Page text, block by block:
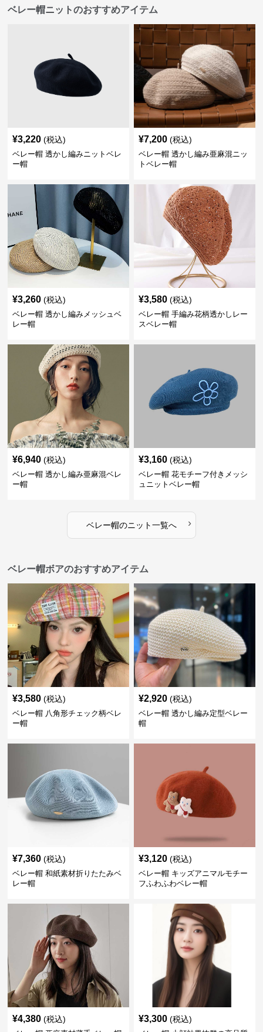
ベレー帽ニットのおすすめアイテム
¥3,220 (税込)
ベレー帽 透かし編みニットベレ
ー帽
¥7,200 (税込)
ベレー帽 透かし編み亜麻混ニッ
トベレー帽
¥3,260 (税込)
ベレー帽 透かし編みメッシュベ
レー帽
¥3,580 (税込)
ベレー帽 手編み花柄透かしレー
スベレー帽
¥6,940 (税込)
ベレー帽 透かし編み亜麻混ベレ
ー帽
¥3,160 (税込)
ベレー帽 花モチーフ付きメッシ
ュニットベレー帽
ベレー帽のニット一覧へ ›
ベレー帽ボアのおすすめアイテム
¥3,580 (税込)
ベレー帽 八角形チェック柄ベレ
ー帽
¥2,920 (税込)
ベレー帽 透かし編み定型ベレー
帽
¥7,360 (税込)
ベレー帽 和紙素材折りたたみベ
レー帽
¥3,120 (税込)
ベレー帽 キッズアニマルモチー
フふわふわベレー帽
¥4,380 (税込) ¥3,300 (税込)